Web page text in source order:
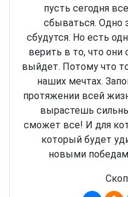
пусть сегодня
сбываться. Одно
сбудутся. Но есть
верить в то, что они
выйдет. Потому что
наших мечтах.
протяжении всей
вырастешь
сможет все! И для
который будет
новыми